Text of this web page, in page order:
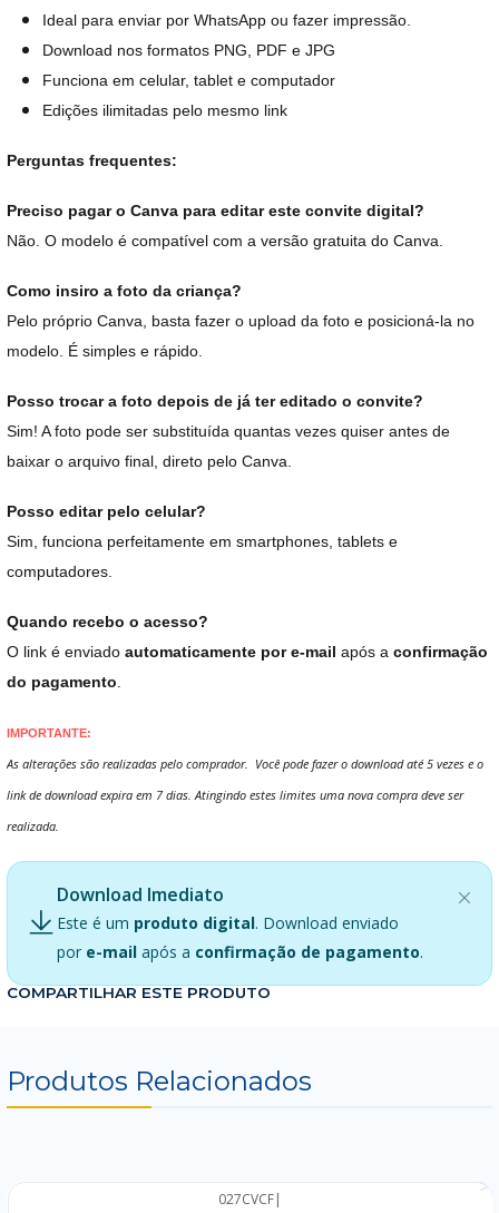
Ideal para enviar por WhatsApp ou fazer impressão.
Download nos formatos PNG, PDF e JPG
Funciona em celular, tablet e computador
Edições ilimitadas pelo mesmo link
Perguntas frequentes:
Preciso pagar o Canva para editar este convite digital?
Não. O modelo é compatível com a versão gratuita do Canva.
Como insiro a foto da criança?
Pelo próprio Canva, basta fazer o upload da foto e posicioná-la no
modelo. É simples e rápido.
Posso trocar a foto depois de já ter editado o convite?
Sim! A foto pode ser substituída quantas vezes quiser antes de
baixar o arquivo final, direto pelo Canva.
Posso editar pelo celular?
Sim, funciona perfeitamente em smartphones, tablets e
computadores.
Quando recebo o acesso?
O link é enviado automaticamente por e-mail após a confirmação
do pagamento
IMPORTANTE:
As alterações são realizadas pelo comprador. Você pode fazer o download até 5 vezes e o
link de download expira em 7 dias. Atingindo estes limites uma nova compra deve ser
realizada.
Download Imediato
Este é um produto digital. Download enviado
por e-mail após a confirmação de pagamento.
COMPARTILHAR ESTE PRODUTO
Produtos Relacionados
027CVCF|